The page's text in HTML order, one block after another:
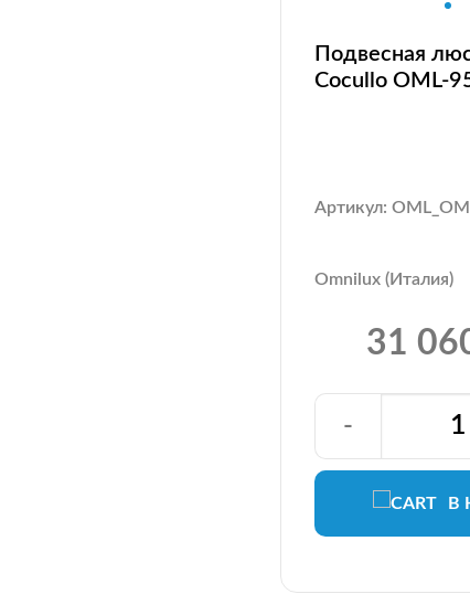
Подвесная
Сocullo OML-
Артикул:
Omnilux (Италия)
31
В
-